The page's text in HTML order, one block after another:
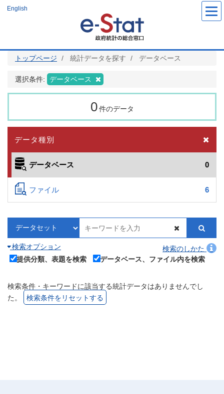
ツ
English
トップページ 統計データを探す データベース
選択条件: データベース
0 件のデータ
データ種別
データベース 0
ファイル 6
検索オプション
検索のしかた
提供分類、表題を検索
データベース、ファイル内を検索
検索条件・キーワードに該当する統計データはありませんでし
た。
検索条件をリセットする